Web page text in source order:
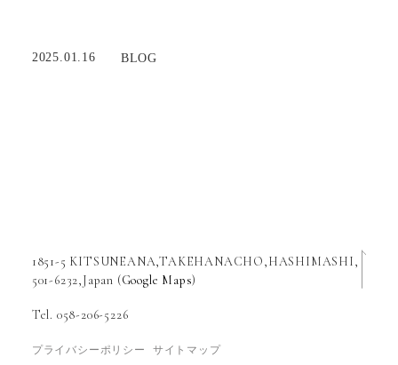
2025.01.16 BLOG
1851-5 KITSUNEANA,TAKEHANACHO,HASHIMASHI,
501-6232,Japan (Google Maps)
Tel. 058-206-5226
プライバシーポリシー サイトマップ